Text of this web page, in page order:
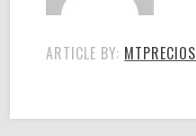
ARTICLE BY: MTPRECIOS